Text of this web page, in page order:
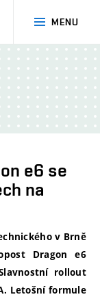
MENU
e6 se
na
v Brně
Dragon e6
rollout
Letošní formule